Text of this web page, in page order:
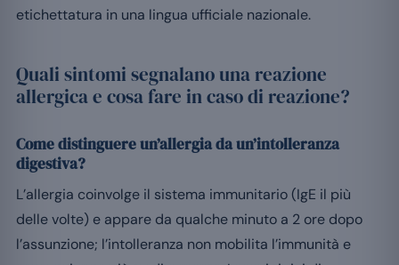
etichettatura in una lingua ufficiale nazionale.
Quali sintomi segnalano una reazione
allergica e cosa fare in caso di reazione?
Come distinguere un’allergia da un’intolleranza
digestiva?
L’allergia coinvolge il sistema immunitario (IgE il più
delle volte) e appare da qualche minuto a 2 ore dopo
l’assunzione; l’intolleranza non mobilita l’immunità e